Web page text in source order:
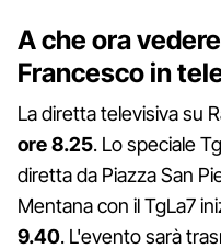
A che ora
Francesco in
La diretta televisiva su
ore 8.25. Lo speciale
diretta da Piazza San
Mentana con il TgLa7
9.40. L'evento sarà